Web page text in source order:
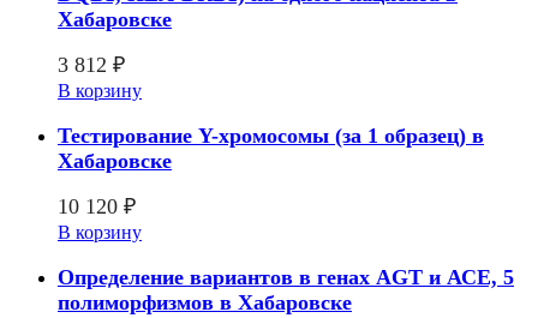
Хабаровске
3 812 ₽
В корзину
Тестирование Y-хромосомы (за 1 образец) в
Хабаровске
10 120 ₽
В корзину
Определение вариантов в генах AGT и АСЕ, 5
полиморфизмов в Хабаровске